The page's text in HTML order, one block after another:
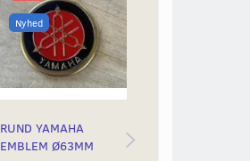
Nyhed
RUND YAMAHA
EMBLEM Ø63MM